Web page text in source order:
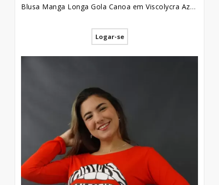
Blusa Manga Longa Gola Canoa em Viscolycra Azul Marinho Estampada [2209080]
Logar-se